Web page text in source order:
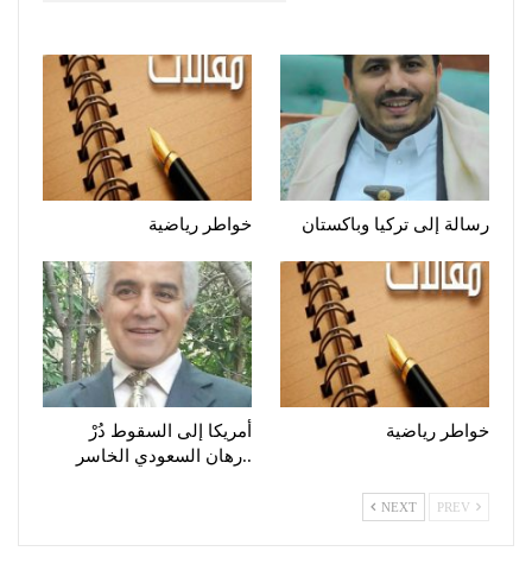
رسالة إلى تركيا وباكستان خواطر رياضية
خواطر رياضية
أمريكا إلى السقوط دُرْ
..رهان السعودي الخاسر
NEXT